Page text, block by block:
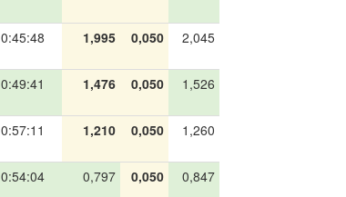
0:45:48 1,995 0,050 2,045
0:49:41 1,476 0,050 1,526
0:57:11 1,210 0,050 1,260
0:54:04 0,797 0,050 0,847